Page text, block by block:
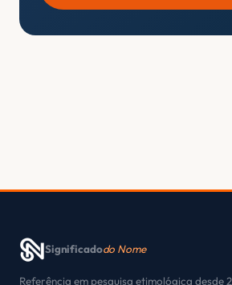
Significadodo Nome
Referência em pesquisa etimológica desde